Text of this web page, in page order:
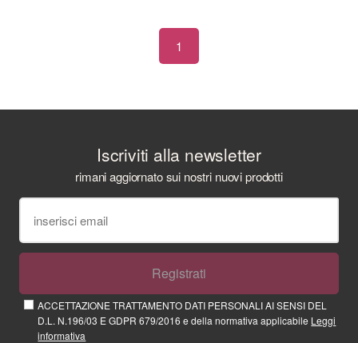
1
Iscriviti alla newsletter
rimani aggiornato sui nostri nuovi prodotti
Registrati
ACCETTAZIONE TRATTAMENTO DATI PERSONALI AI SENSI DEL
D.L. N.196/03 E GDPR 679/2016 e della normativa applicabile Leggi
informativa